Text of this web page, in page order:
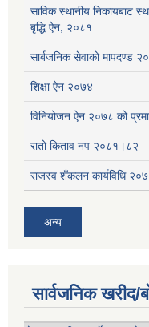
साविक स्थानीय निकायबाट
बृद्धि ऐन, २०८१
सार्बजनिक सेवाको मापदण्ड
शिक्षा ऐन २०७४
विनियोजन ऐन २०७८ को
रातो किताव नप २०८१।८२
राजस्व शँकलन कार्यविधि
अन्य
सार्वजनिक